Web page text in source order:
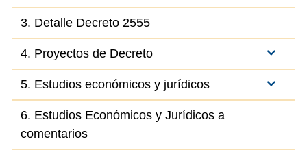
3. Detalle Decreto 2555
4. Proyectos de Decreto
5. Estudios económicos y jurídicos
6. Estudios Económicos y Jurídicos a
comentarios